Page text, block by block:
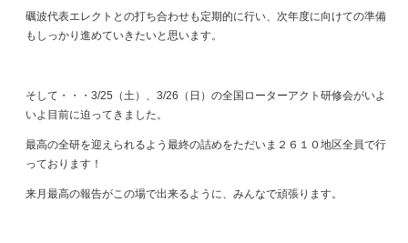
礪波代表エレクトとの打ち合わせも定期的に行い、次年度に向けての準備
もしっかり進めていきたいと思います。
そして・・・3/25（土）、3/26（日）の全国ローターアクト研修会がいよ
いよ目前に迫ってきました。
最高の全研を迎えられるよう最終の詰めをただいま２６１０地区全員で行
っております！
来月最高の報告がこの場で出来るように、みんなで頑張ります。